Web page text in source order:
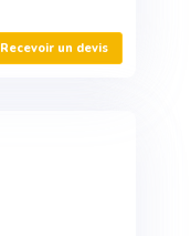
Recevoir un devis